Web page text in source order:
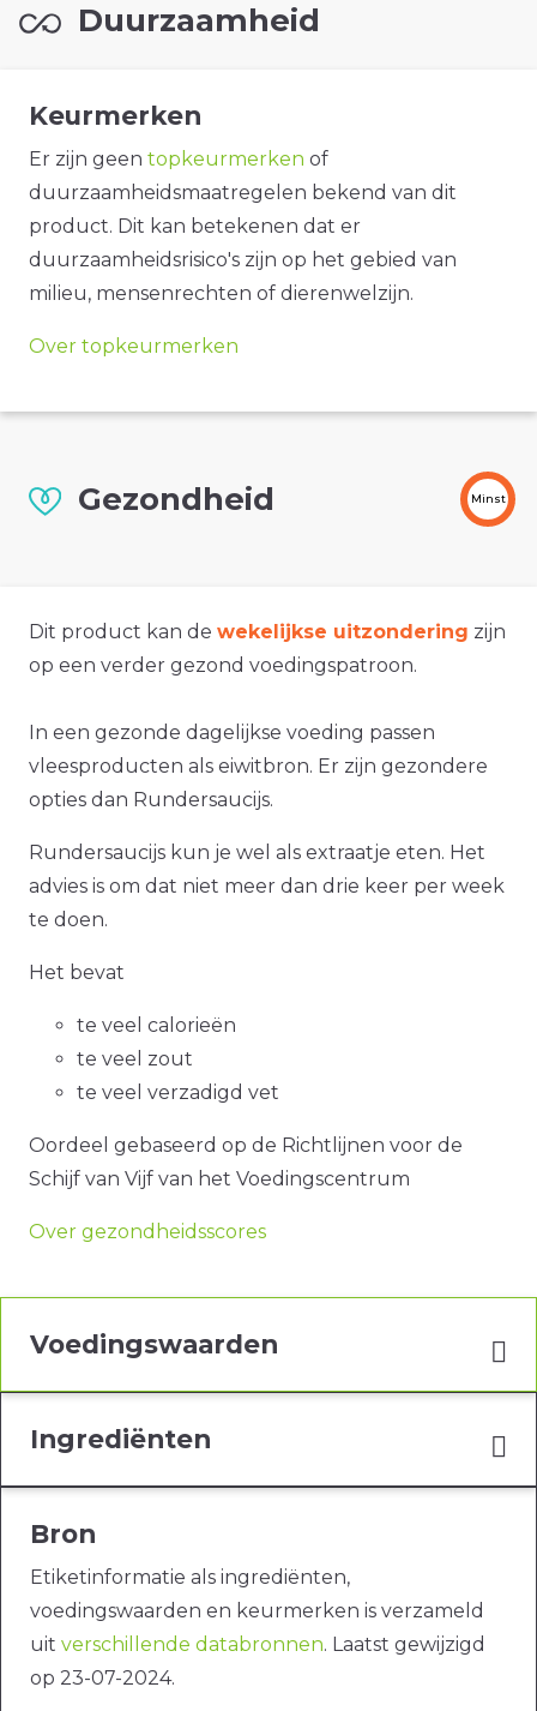
Duurzaamheid
Keurmerken
Er zijn geen topkeurmerken of
duurzaamheidsmaatregelen bekend van dit
product. Dit kan betekenen dat er
duurzaamheidsrisico's zijn op het gebied van
milieu, mensenrechten of dierenwelzijn.
Over topkeurmerken
Gezondheid Minst
Dit product kan de wekelijkse uitzondering zijn
op een verder gezond voedingspatroon.
In een gezonde dagelijkse voeding passen
vleesproducten als eiwitbron. Er zijn gezondere
opties dan Rundersaucijs.
Rundersaucijs kun je wel als extraatje eten. Het
advies is om dat niet meer dan drie keer per week
te doen.
Het bevat
te veel calorieën
te veel zout
te veel verzadigd vet
Oordeel gebaseerd op de Richtlijnen voor de
Schijf van Vijf van het Voedingscentrum
Over gezondheidsscores
Voedingswaarden
Ingrediënten
Bron
Etiketinformatie als ingrediënten,
voedingswaarden en keurmerken is verzameld
uit verschillende databronnen. Laatst gewijzigd
op 23-07-2024.